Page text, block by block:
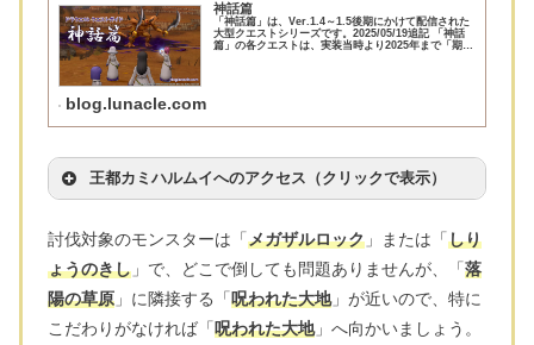
神話篇
「神話篇」は、Ver.1.4～1.5後期にかけて配信された
大型クエストシリーズです。2025/05/19追記 「神話
篇」の各クエストは、実装当時より2025年まで「期間
blog.lunacle.com
王都カミハルムイへのアクセス（クリックで表示）
討伐対象のモンスターは「メガザルロック 」または「しり
ょうのきし 」で、どこで倒しても問題ありませんが、「落
陽の草原 」に隣接する「呪われた大地」が近いので、特に
こだわりがなければ「呪われた大地」へ向かいましょう。